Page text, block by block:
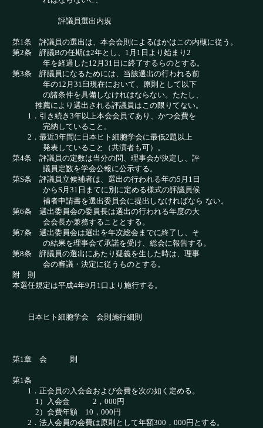
評議員選出内規
第1条 評議員の選出は、本会会則によるはかはこの内槻に従う。
第2条 評議Bの任期は2年とし、1月1日より始まり2
年を経過した12月31日に終了するらのとする。
第3条 評議員になるためには、当該選出の行われる前
年の12月31臼現在において、原則として以下
の諸条件を具備しなけれはならない。たたし、
推薦により選出される評議員はこの限りてない。
1 ． 引き続き3年以上本会会員てあり、かつ会費を
完納していること。
2．最近3年間に日本ヒト細胞学会に最低2題以上
発表していること（共演者も可）。
第4条 評議員の定数は当分の問、理事会が決定し、評
議員定数を学会公報に公示する。
第S条 評議員立候補者は、選出の行われる年の5月1日
からS月31日まてに別に定める様式の評議員候
補者申請書を選出委員会に提出しなければなら ない。
第6条 選出委員会の委員長は選出の行われる年度の大
会会長か兼務することとする。
第7条 選出委員会は選出を年次総会までに終了し、そ
の結果を理事会て承諾を受け、総会に報告する。
第8条 評議員の選出にあたり疑義を生した時は、理事
会の審議・決定に従うものとする。
附 則
本選任規定は平成4年9月1口より施行する。
日本ヒト細胞学会 会則施行細則
第1章 会 則
第1条
1．正会員の入会金および会費を次の如く定める。
1）入会金 2，000円
2）会費年額 10，000円
2．法人会員の会費は原則として年額300，000円と する。